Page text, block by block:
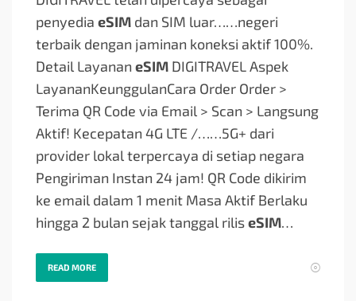
penyedia eSIM dan SIM luar……negeri
terbaik dengan jaminan koneksi aktif 100%.
Detail Layanan eSIM DIGITRAVEL Aspek
LayananKeunggulanCara Order Order >
Terima QR Code via Email > Scan > Langsung
Aktif! Kecepatan 4G LTE /……5G+ dari
provider lokal terpercaya di setiap negara
Pengiriman Instan 24 jam! QR Code dikirim
ke email dalam 1 menit Masa Aktif Berlaku
hingga 2 bulan sejak tanggal riliseSIM…
READ MORE